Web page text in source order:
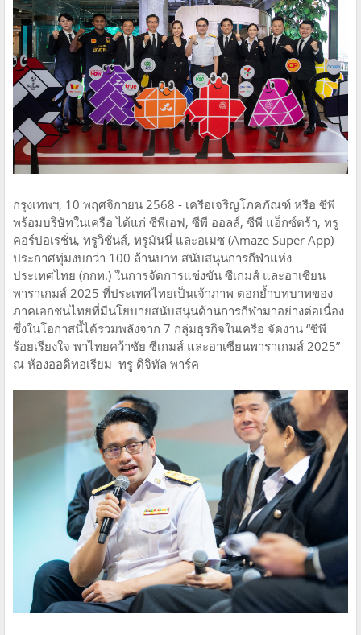
กรุงเทพฯ, 10 พฤศจิกายน 2568 - เครือเจริญโภคภัณฑ์ หรือ ซีพี
พร้อมบริษัทในเครือ ได้แก่ ซีพีเอฟ, ซีพี ออลล์, ซีพี แอ็กซ์ตร้า, ทรู
คอร์ปอเรชั่น, ทรูวิชั่นส์, ทรูมันนี่ และอเมซ (Amaze Super App)
ประกาศทุ่มงบกว่า 100 ล้านบาท สนับสนุนการกีฬาแห่ง
ประเทศไทย (กกท.) ในการจัดการแข่งขัน ซีเกมส์ และอาเซียน
พาราเกมส์ 2025 ที่ประเทศไทยเป็นเจ้าภาพ ตอกย้ำบทบาทของ
ภาคเอกชนไทยที่มีนโยบายสนับสนุนด้านการกีฬามาอย่างต่อเนื่อง
ซึ่งในโอกาสนี้ได้รวมพลังจาก 7 กลุ่มธุรกิจในเครือ จัดงาน “ซีพี
ร้อยเรียงใจ พาไทยคว้าชัย ซีเกมส์ และอาเซียนพาราเกมส์ 2025”
ณ ห้องออดิทอเรียม ทรู ดิจิทัล พาร์ค